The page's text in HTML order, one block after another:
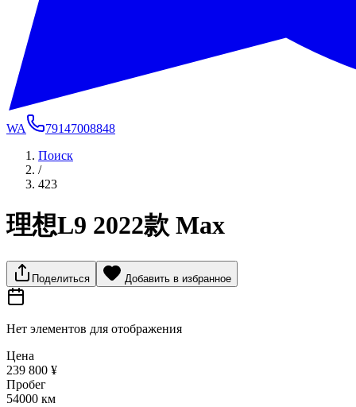
WA
79147008848
Поиск
/
423
理想L9 2022款 Max
Поделиться Добавить в избранное
Нет элементов для отображения
Цена
239 800 ¥
Пробег
54000 км